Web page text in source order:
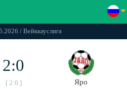
/ Вейккауслига
2:0
[ 2:0 ] Яро